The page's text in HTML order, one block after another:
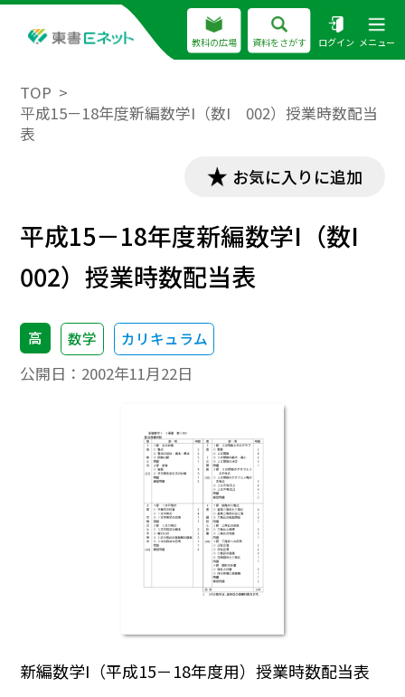
教科の広場 資料をさがす ログイン メニュー
TOP
平成15－18年度新編数学I（数I 002）授業時数配当
表
お気に入りに追加
平成15－18年度新編数学I（数I
002）授業時数配当表
高 数学 カリキュラム
公開日： 2002年11月22日
新編数学I（平成15－18年度用）授業時数配当表